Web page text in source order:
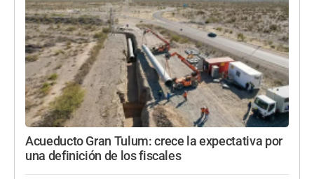
Acueducto Gran Tulum: crece la expectativa por
una definición de los fiscales